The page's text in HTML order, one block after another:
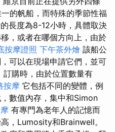
的帆船，而特殊的季節性福
長度為8-12小時，具體取決
，或者在哪個方向上，由於
按摩證照 下午茶外燴 該船公
可以在現場申請它們，並可
購時，由於位置數量有
按摩 它包括不同的變體，例
數值內存，集中和Simon
有專門為老年人的記憶而
，Lumosity和Brainwell。